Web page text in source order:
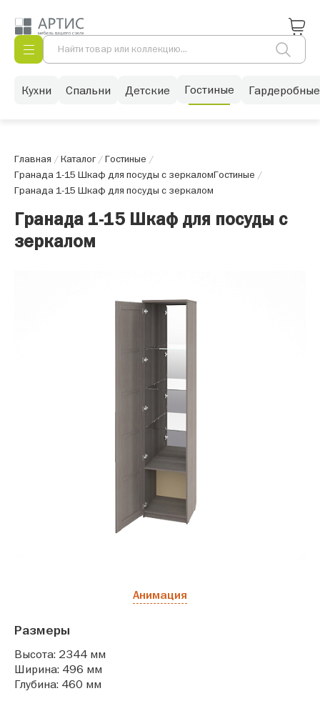
Кухни Спальни Детские Гостиные Гардеробные
Главная /Каталог/Гостиные /
Гранада 1-15 Шкаф для посуды с зеркаломГостиные /
Гранада 1-15 Шкаф для посуды с зеркалом
Гранада 1-15 Шкаф для посуды с
зеркалом
Анимация
Размеры
Высота: 2344 мм
Ширина: 496 мм
Глубина: 460 мм